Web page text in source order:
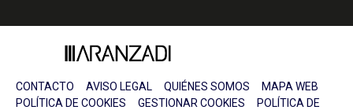
CONTACTO AVISO LEGAL QUIÉNES SOMOS
MAPA WEB
POLÍTICA DE COOKIES
GESTIONAR COOKIES POLÍTICA DE